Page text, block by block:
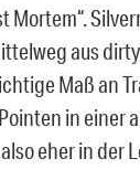
Mortem“.
aus
Maß an
in einer
eher in der